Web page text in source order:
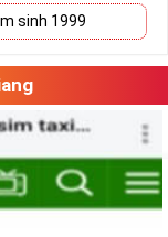
sinh 1999